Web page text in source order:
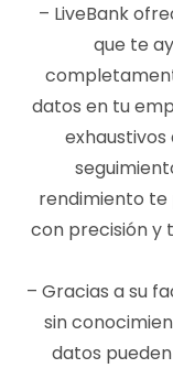
– LiveBank
que te
datos en tu
rendimiento te
con precisión y
– Gracias a su
sin
datos